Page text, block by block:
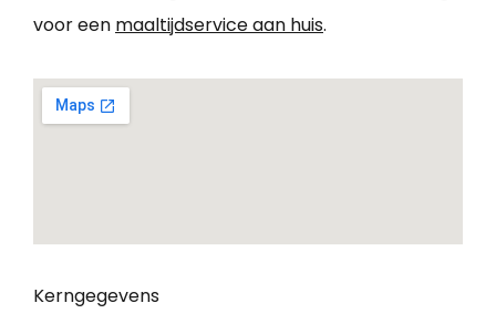
voor een maaltijdservice aan huis.
Kerngegevens